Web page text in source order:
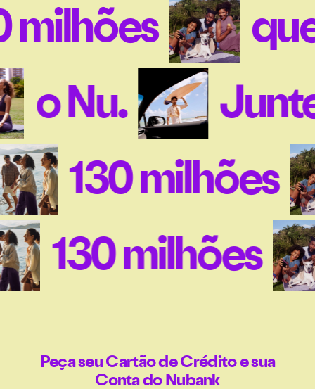
que
o Nu.
130 milhões
130 milhões
Peça seu Cartão de Crédito e sua
Conta do Nubank